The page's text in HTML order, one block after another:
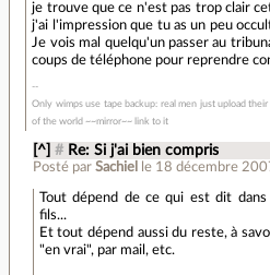
je trouve que ce n'est pas trop clair
j'ai l'impression que tu as un peu
Je vois mal quelqu'un passer au
coups de téléphone pour reprendre
Only wimps use tape backup: real men just upload
of the world ~~mirror~~ link to it
[^] # Re: Si j'ai bien compris
Posté par Sachiel le 18 décembre
Tout dépend de ce qui est dit dans
fils...
Et tout dépend aussi du reste, à
"en vrai", par mail, etc.